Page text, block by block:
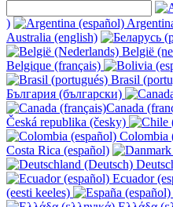
)
Australia (english)
België
Belgique (français)
Brasil
България (български)
Canada
Česká republika (česky)
Colombia
Costa Rica (español)
Ecuador
(eesti keeles)